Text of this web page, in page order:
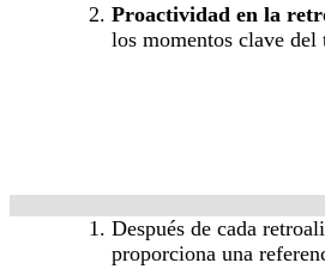
Proactividad en la
los momentos clave del
Después de cada
proporciona una